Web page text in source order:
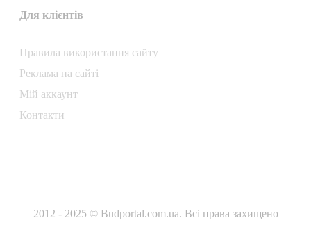
Для клієнтів
Правила використання сайту
Реклама на сайті
Мій аккаунт
Контакти
2012 - 2025 © Budportal.com.ua. Всі права захищено